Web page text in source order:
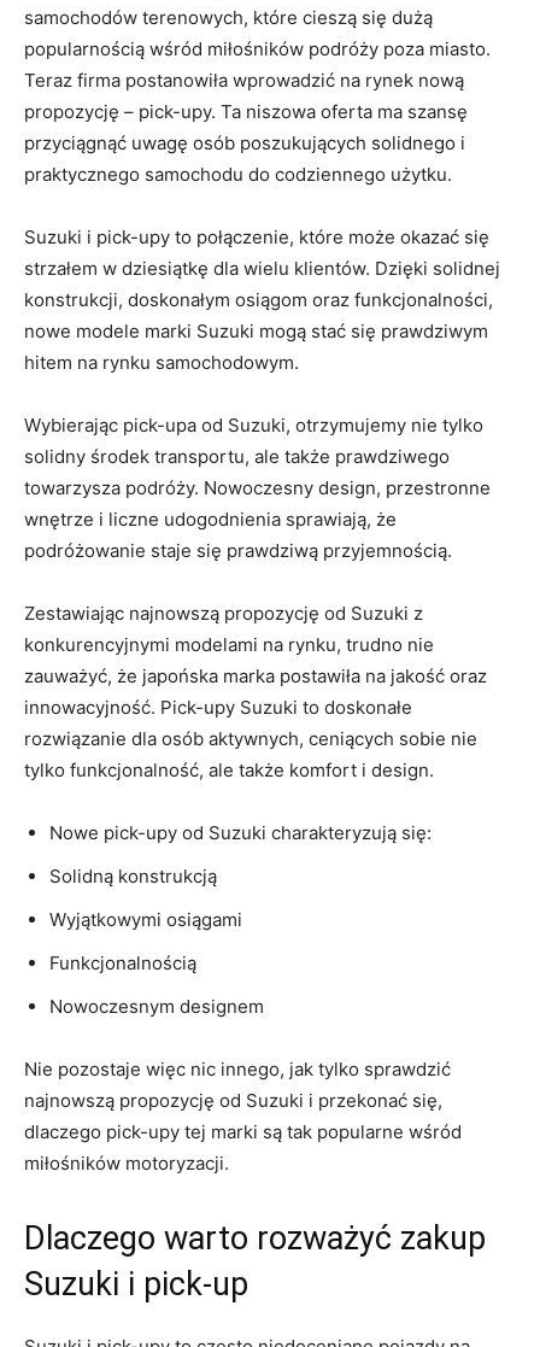
samochodów terenowych, które ‍cieszą się dużą
popularnością wśród miłośników podróży poza miasto.
Teraz firma⁣ postanowiła wprowadzić na⁢ rynek nową ​
propozycję – pick-upy.‌ Ta niszowa oferta ma szansę
przyciągnąć uwagę osób poszukujących solidnego i
praktycznego samochodu do codziennego ​użytku.
Suzuki i⁣ pick-upy to połączenie, które może okazać się
strzałem w ‍dziesiątkę dla wielu klientów. Dzięki solidnej
konstrukcji, doskonałym osiągom oraz funkcjonalności,
⁤nowe modele marki Suzuki mogą stać ‌się prawdziwym
hitem na rynku samochodowym.
Wybierając pick-upa⁢ od Suzuki, otrzymujemy nie tylko
solidny środek transportu, ale także prawdziwego​
towarzysza podróży. Nowoczesny design, przestronne
wnętrze i liczne udogodnienia sprawiają, że
podróżowanie staje się prawdziwą przyjemnością.
Zestawiając najnowszą propozycję od Suzuki z
konkurencyjnymi ⁤modelami na rynku, trudno nie
zauważyć, że japońska marka postawiła na ⁤jakość oraz⁤
innowacyjność. Pick-upy Suzuki to doskonałe
rozwiązanie dla osób aktywnych, ‌ceniących sobie nie
tylko funkcjonalność, ale także komfort i design.
Nowe pick-upy ⁣od⁢ Suzuki charakteryzują się:
Solidną konstrukcją
Wyjątkowymi osiągami
Funkcjonalnością
Nowoczesnym designem
Nie pozostaje więc nic innego, ⁤jak tylko sprawdzić
najnowszą‍ propozycję od‍ Suzuki⁢ i przekonać się,
dlaczego⁢ pick-upy tej marki są ​tak popularne wśród
miłośników motoryzacji.
Dlaczego warto rozważyć zakup
Suzuki i pick-up